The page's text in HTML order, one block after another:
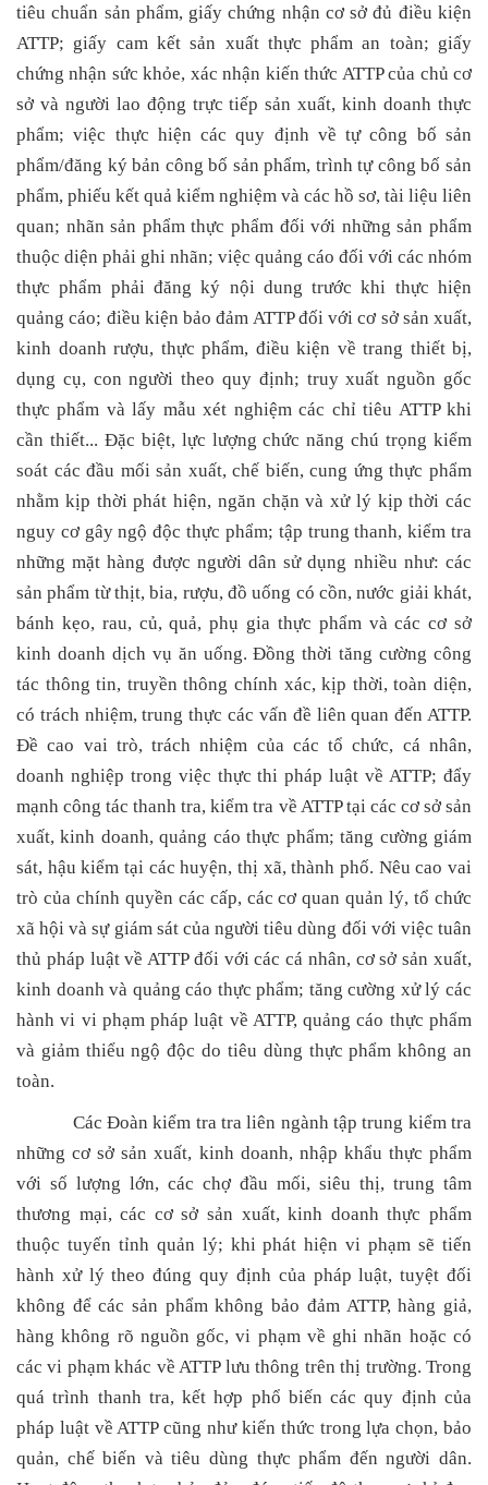
tiêu chuẩn sản phẩm, giấy chứng nhận cơ sở đủ điều kiện
ATTP; giấy cam kết sản xuất thực phẩm an toàn; giấy
chứng nhận sức khỏe, xác nhận kiến thức ATTP của chủ cơ
sở và người lao động trực tiếp sản xuất, kinh doanh thực
phẩm; việc thực hiện các quy định về tự công bố sản
phẩm/đăng ký bản công bố sản phẩm, trình tự công bố sản
phẩm, phiếu kết quả kiểm nghiệm và các hồ sơ, tài liệu liên
quan; nhãn sản phẩm thực phẩm đối với những sản phẩm
thuộc diện phải ghi nhãn; việc quảng cáo đối với các nhóm
thực phẩm phải đăng ký nội dung trước khi thực hiện
quảng cáo; điều kiện bảo đảm ATTP đối với cơ sở sản xuất,
kinh doanh rượu, thực phẩm, điều kiện về trang thiết bị,
dụng cụ, con người theo quy định; truy xuất nguồn gốc
thực phẩm và lấy mẫu xét nghiệm các chỉ tiêu ATTP khi
cần thiết... Đặc biệt, lực lượng chức năng chú trọng kiểm
soát các đầu mối sản xuất, chế biến, cung ứng thực phẩm
nhằm kịp thời phát hiện, ngăn chặn và xử lý kịp thời các
nguy cơ gây ngộ độc thực phẩm; tập trung thanh, kiểm tra
những mặt hàng được người dân sử dụng nhiều như: các
sản phẩm từ thịt, bia, rượu, đồ uống có cồn, nước giải khát,
bánh kẹo, rau, củ, quả, phụ gia thực phẩm và các cơ sở
kinh doanh dịch vụ ăn uống. Đồng thời tăng cường công
tác thông tin, truyền thông chính xác, kịp thời, toàn diện,
có trách nhiệm, trung thực các vấn đề liên quan đến ATTP.
Đề cao vai trò, trách nhiệm của các tổ chức, cá nhân,
doanh nghiệp trong việc thực thi pháp luật về ATTP; đẩy
mạnh công tác thanh tra, kiểm tra về ATTP tại các cơ sở sản
xuất, kinh doanh, quảng cáo thực phẩm; tăng cường giám
sát, hậu kiểm tại các huyện, thị xã, thành phố. Nêu cao vai
trò của chính quyền các cấp, các cơ quan quản lý, tổ chức
xã hội và sự giám sát của người tiêu dùng đối với việc tuân
thủ pháp luật về ATTP đối với các cá nhân, cơ sở sản xuất,
kinh doanh và quảng cáo thực phẩm; tăng cường xử lý các
hành vi vi phạm pháp luật về ATTP, quảng cáo thực phẩm
và giảm thiểu ngộ độc do tiêu dùng thực phẩm không an
toàn.
Các Đoàn kiểm tra tra liên ngành tập trung kiểm tra
những cơ sở sản xuất, kinh doanh, nhập khẩu thực phẩm
với số lượng lớn, các chợ đầu mối, siêu thị, trung tâm
thương mại, các cơ sở sản xuất, kinh doanh thực phẩm
thuộc tuyến tỉnh quản lý; khi phát hiện vi phạm sẽ tiến
hành xử lý theo đúng quy định của pháp luật, tuyệt đối
không để các sản phẩm không bảo đảm ATTP, hàng giả,
hàng không rõ nguồn gốc, vi phạm về ghi nhãn hoặc có
các vi phạm khác về ATTP lưu thông trên thị trường. Trong
quá trình thanh tra, kết hợp phổ biến các quy định của
pháp luật về ATTP cũng như kiến thức trong lựa chọn, bảo
quản, chế biến và tiêu dùng thực phẩm đến người dân.